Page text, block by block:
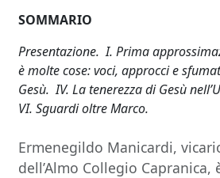
SOMMARIO
Presentazione. I. Prima
è molte cose: voci, approcci e
Gesù. IV. La tenerezza di Gesù
VI. Sguardi oltre Marco.
Ermenegildo Manicardi,
dell’Almo Collegio